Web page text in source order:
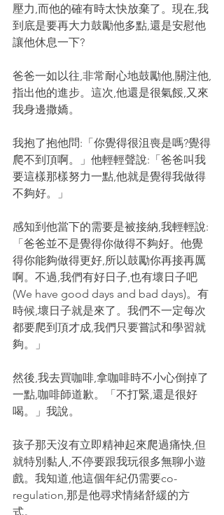
壓力,而他的確有時太快放棄了。現在,我
到底是要再大力鼓勵他多點,還是安慰他
讓他休息一下?
爸爸一如以往,非常耐心地鼓勵他,關注他,
指出他的進步。這次,他還是很氣餒,又來
我身邊撒嬌。
我抱了抱他問:「你覺得很沮喪是嗎?覺得
爬不到頂啊。」他輕輕聲說:「爸爸叫我
要這樣那樣努力一點,他就是覺得我做得
不夠好。」
感知到他當下的需要是被接納,我輕輕說:
「爸爸並不是覺得你做得不夠好。他覺
得你能夠做得更好,所以鼓勵你再接再厲
啊。不過,我們有好日子,也有壞日子吧
(We have good days and bad days)。有
時候,壞日子就是來了。我們不一定每次
都要爬到頂才成,我們只要嘗試和學習就
夠。」
然後,我去買咖啡,拿咖啡時不小心倒掉了
一點,咖啡師道歉。「不打緊,還是很好
喝。」我說。
孩子那天沒有立即精神起來爬過痛快,但
就特別黏人,不停要跟我玩很多無聊小遊
戲。我知道,他這個年紀仍需要co-
regulation,那是他尋求情緒舒緩的方
式。